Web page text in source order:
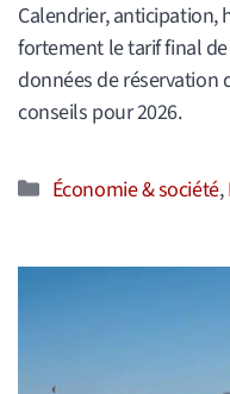
Calendrier, anticipation,
fortement le tarif final
données de réservation
conseils pour 2026.
Catégories
Économie & société,